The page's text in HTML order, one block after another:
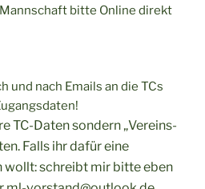
bitte Online direkt
und nach Emails an die TCs
TC-Daten sondern „Vereins-
Falls ihr dafür eine
wollt: schreibt mir bitte eben